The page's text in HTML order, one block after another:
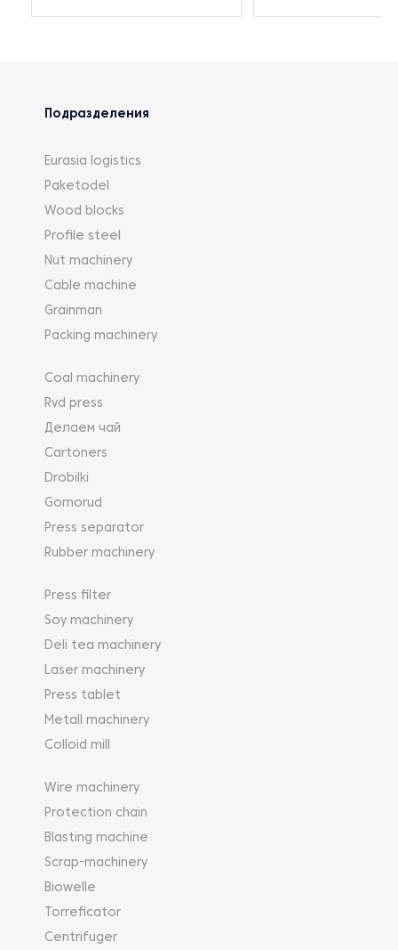
Подразделения
Eurasia logistics
Paketodel
Wood blocks
Profile steel
Nut machinery
Cable machine
Grainman
Packing machinery
Coal machinery
Rvd press
Делаем чай
Cartoners
Drobilki
Gornorud
Press separator
Rubber machinery
Press filter
Soy machinery
Deli tea machinery
Laser machinery
Press tablet
Metall machinery
Colloid mill
Wire machinery
Protection chain
Blasting machine
Scrap-machinery
Biowelle
Torreficator
Centrifuger